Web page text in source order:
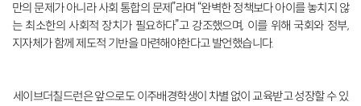
만의 문제가 아니라 사회 통합의 문제”라며 “완벽한 정책보다 아이를 놓치지 않
는 최소한의 사회적 장치가 필요하다”고 강조했으며, 이를 위해 국회와 정부,
지자체가 함께 제도적 기반을 마련해야한다고 발언했습니다.
세이브더칠드런은 앞으로도 이주배경학생이 차별 없이 교육받고 성장할 수 있